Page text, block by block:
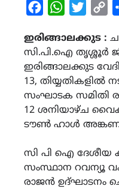
FacebookWhatsAppTwitter
ഇരിങ്ങാലക്കുട :
സി.പി.ഐ തൃശ്ശൂർ
ഇരിങ്ങാലക്കുട
13, തിയ്യതികളിൽ
സംഘാടക സമിതി
12 ശനിയാഴ്ച
ടൗൺ ഹാൾ
സി പി ഐ
സംസ്ഥാന റവന്യൂ
രാജൻ ഉദ്ഘാടനം